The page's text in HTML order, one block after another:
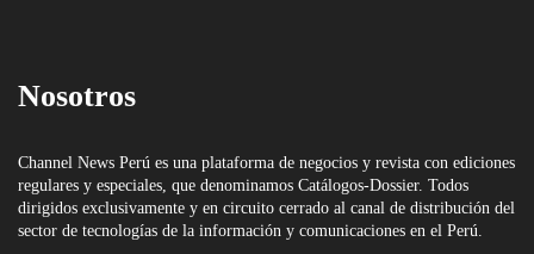
Nosotros
Channel News Perú es una plataforma de negocios y revista con ediciones
regulares y especiales, que denominamos Catálogos-Dossier. Todos
dirigidos exclusivamente y en circuito cerrado al canal de distribución del
sector de tecnologías de la información y comunicaciones en el Perú.